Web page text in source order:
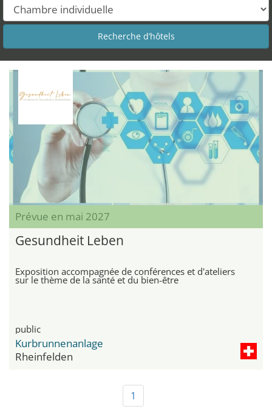
Prévue en mai 2027
Gesundheit Leben
Exposition accompagnée de conférences et d'ateliers
sur le thème de la santé et du bien-être
public
Kurbrunnenanlage
Rheinfelden
1